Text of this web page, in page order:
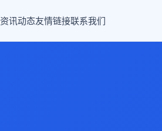
资讯动态友情链接联系我们